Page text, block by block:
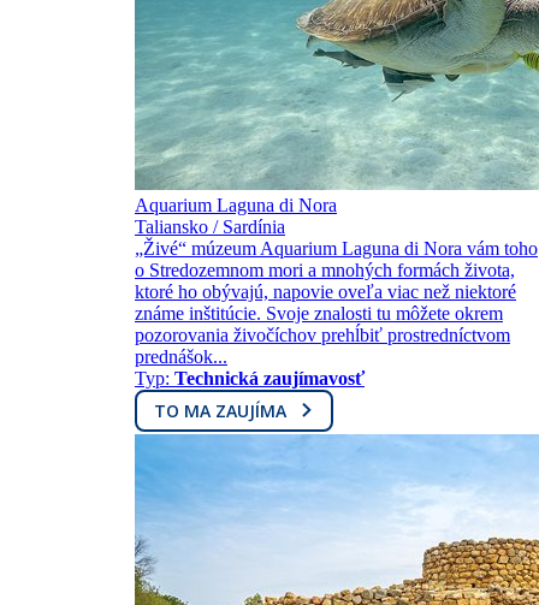
Aquarium Laguna di Nora
Taliansko / Sardínia
„Živé“ múzeum Aquarium Laguna di Nora vám toho
o Stredozemnom mori a mnohých formách života,
ktoré ho obývajú, napovie oveľa viac než niektoré
známe inštitúcie. Svoje znalosti tu môžete okrem
pozorovania živočíchov prehĺbiť prostredníctvom
prednášok...
Typ: Technická zaujímavosť
TO MA ZAUJÍMA